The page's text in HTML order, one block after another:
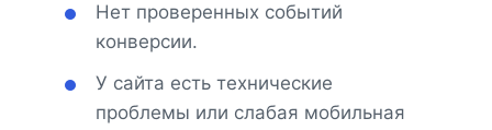
Нет проверенных событий
конверсии.
У сайта есть технические
проблемы или слабая мобильная